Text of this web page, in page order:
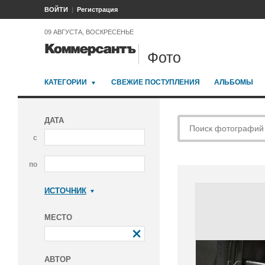
ВОЙТИ Регистрация
09 АВГУСТА, ВОСКРЕСЕНЬЕ
Фото
КАТЕГОРИИ СВЕЖИЕ ПОСТУПЛЕНИЯ АЛЬБОМЫ
ДАТА
с
по
ИСТОЧНИК
МЕСТО
АВТОР